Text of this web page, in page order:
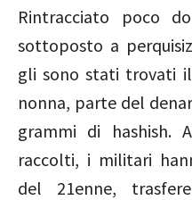
Rintracciato poco
sottoposto a
gli sono stati trovati
nonna, parte del
grammi di hashish.
raccolti, i militari
del 21enne,